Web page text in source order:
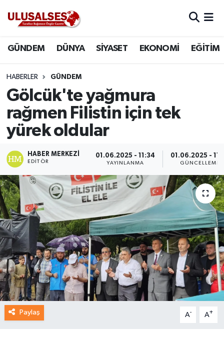
GÜNDEM DÜNYA SİYASET EKONOMİ EĞİTİM
HABERLER GÜNDEM
Gölcük'te yağmura
rağmen Filistin için tek
yürek oldular
HABER MERKEZI
EDITÖR
01.06.2025 - 11:34
YAYINLANMA
01.06.2025 -
GÜNCELLEME
Paylaş A- A+
DÜNYA
SİYASET
EKONOMİ
SAĞLIK
MAGAZİN
SPOR
Trafik Durumu
Süper Lig Puan Durumu ve Fikstür
Tüm Manşetler
Haber Arşivi